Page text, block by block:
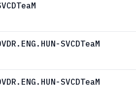
SVCDTeaM
SVCDTeaM